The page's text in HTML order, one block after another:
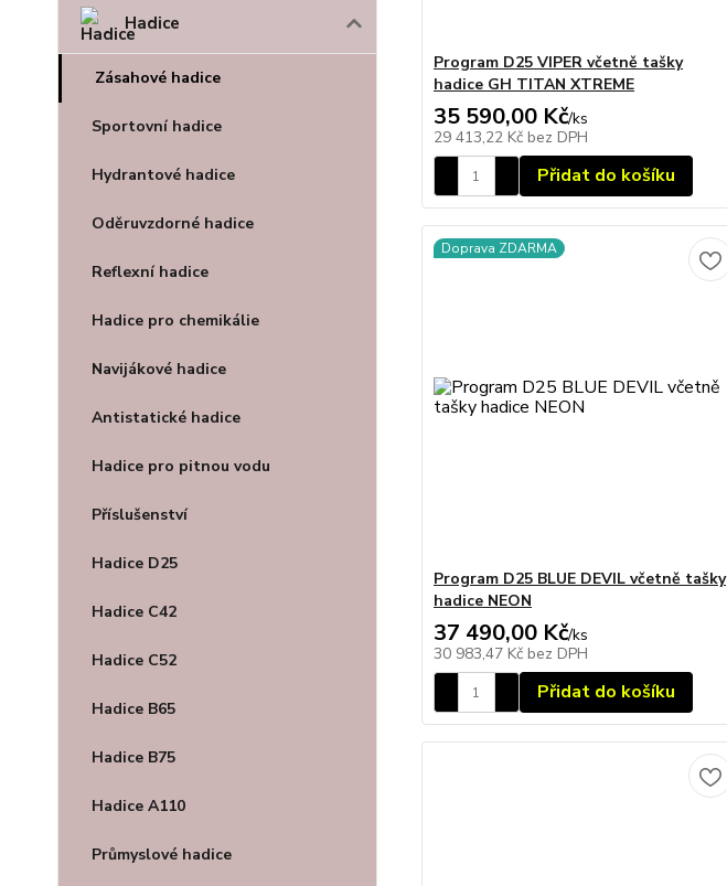
Hadice
Zásahové hadice
Sportovní hadice
Hydrantové hadice
Oděruvzdorné hadice
Reflexní hadice
Hadice pro chemikálie
Navijákové hadice
Antistatické hadice
Hadice pro pitnou vodu
Příslušenství
Hadice D25
Hadice C42
Hadice C52
Hadice B65
Hadice B75
Hadice A110
Průmyslové hadice
Program D25 VIPER včetně tašky
hadice GH TITAN XTREME
35 590,00 Kč/ks
29 413,22 Kč bez DPH
Přidat do košíku
Doprava ZDARMA
Program D25 BLUE DEVIL včetně tašky
hadice NEON
37 490,00 Kč/ks
30 983,47 Kč bez DPH
Přidat do košíku